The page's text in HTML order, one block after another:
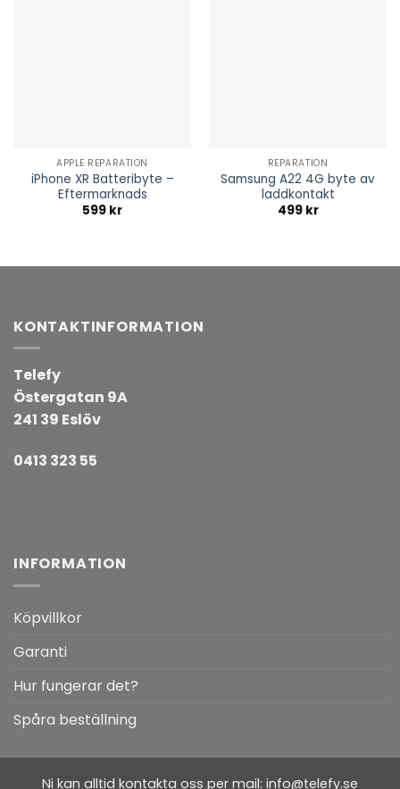
APPLE REPARATION
iPhone XR Batteribyte –
Eftermarknads
599 kr
REPARATION
Samsung A22 4G byte av
laddkontakt
499 kr
KONTAKTINFORMATION
Telefy
Östergatan 9A
241 39 Eslöv
0413 323 55
INFORMATION
Köpvillkor
Garanti
Hur fungerar det?
Spåra beställning
Ni kan alltid kontakta oss per mail: info@telefy.se